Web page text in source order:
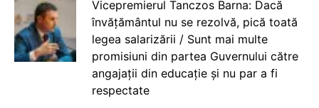
Vicepremierul Tanczos Barna: Dacă
învățământul nu se rezolvă, pică toată
legea salarizării / Sunt mai multe
promisiuni din partea Guvernului către
angajații din educație și nu par a fi
respectate